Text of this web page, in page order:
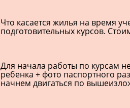
Что касается жилья на время
подготовительных курсов.
Для начала работы по курсам
ребенка + фото паспортного
начнем двигаться по